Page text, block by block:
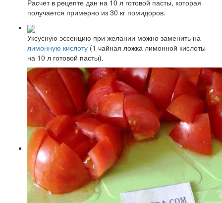
Расчет в рецепте дан на 10 л готовой пасты, которая
получается примерно из 30 кг помидоров.
Уксусную эссенцию при желании можно заменить на
лимонную кислоту (1 чайная ложка лимонной кислоты
на 10 л готовой пасты).